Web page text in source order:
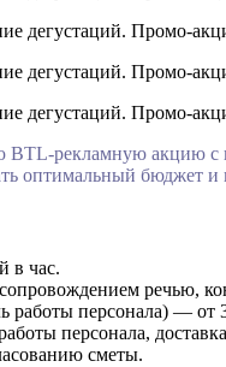
BTL-рекламную акцию
оптимальный бюджет и
в час.
речью,
работы персонала) — от
персонала,
сметы.